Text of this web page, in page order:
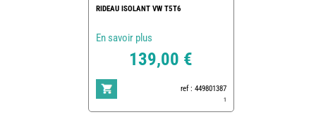
RIDEAU ISOLANT VW T5T6
En savoir plus
139,00 €
ref : 449801387
1